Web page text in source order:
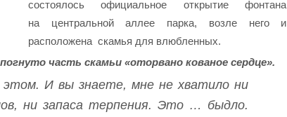
состоялось официальное открытие фонтана
на центральной аллее парка, возле него и
расположена скамья для влюбленных.
часть скамьи «оторвано кованое сердце».
этом. И вы знаете, мне не хватило ни
ни запаса терпения. Это … быдло.